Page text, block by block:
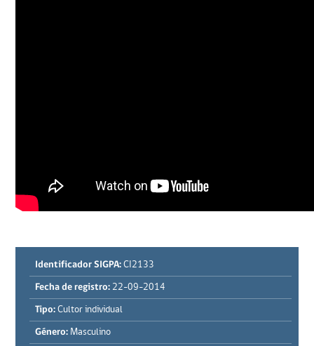
Identificador SIGPA: CI2133
Fecha de registro: 22-09-2014
Tipo: Cultor individual
Género: Masculino